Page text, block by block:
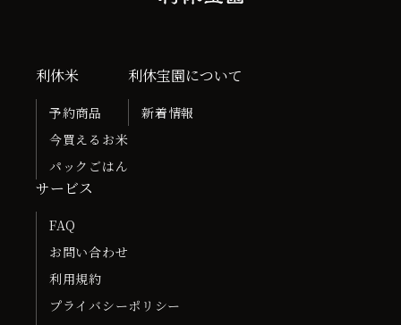
利休米
予約商品
今買えるお米
パックごはん
利休宝園について
新着情報
サービス
FAQ
お問い合わせ
利用規約
プライバシーポリシー